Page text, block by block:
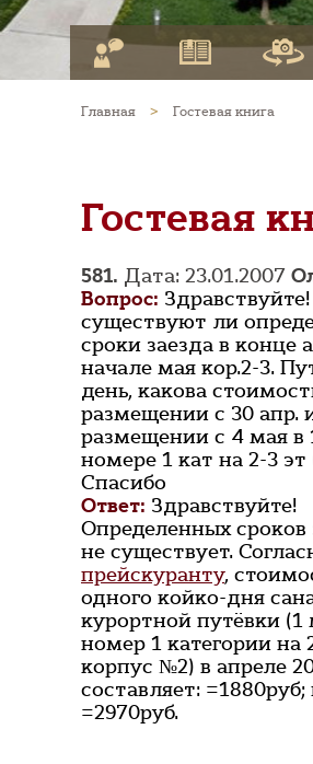
Главная > Гостевая книга
Гостевая
581. Дата: 23.01.2007
Вопрос:
существуют ли
сроки заезда в конце
начале мая кор.2-3.
день, какова
размещении с 30 апр.
размещении с 4 мая в
номере 1 кат на 2-3 эт
Спасибо
Ответ: Здравствуйте!
Определенных сроков
не существует.
прейскуранту,
одного койко-дня
курортной путёвки
номер 1 категории на
корпус №2) в апреле
составляет: =1880руб;
=2970руб.